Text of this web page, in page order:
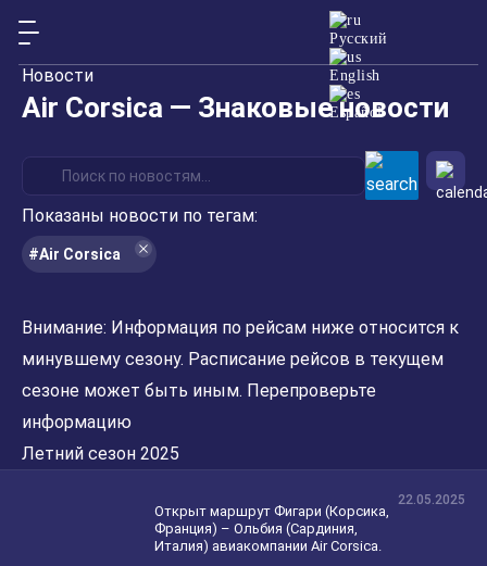
Русский
English
Español
Новости
Air Corsica — Знаковые новости
Показаны новости по тегам:
#Air Corsica
Внимание: Информация по рейсам ниже относится к
минувшему сезону. Расписание рейсов в текущем
сезоне может быть иным. Перепроверьте
информацию
Летний сезон 2025
22.05.2025
Открыт маршрут Фигари (Корсика,
Франция) – Ольбия (Сардиния,
Италия) авиакомпании Air Corsica.